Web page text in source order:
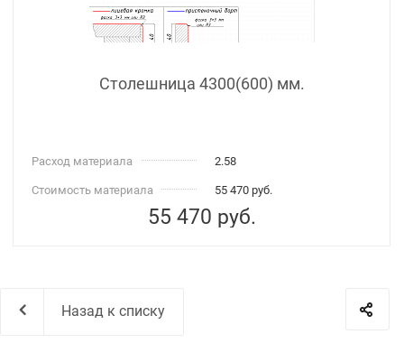
Столешница 4300(600) мм.
Расход материала 2.58
Стоимость материала 55 470 руб.
55 470 руб.
Назад к списку